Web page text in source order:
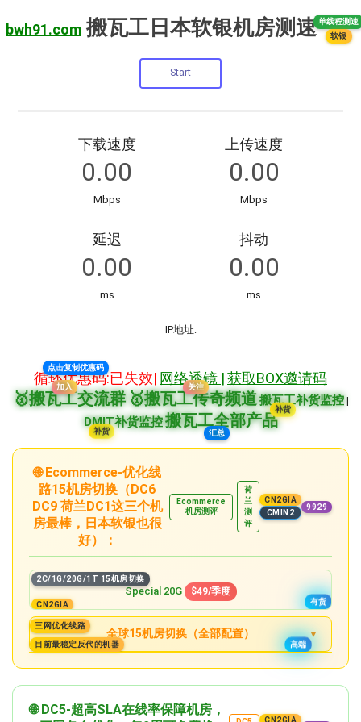
bwh91.com 搬瓦工日本软银机房测速单线程测速
软银
下载速度
Mbps
上传速度
Mbps
延迟
ms
抖动
ms
IP地址:
循环优惠码:已失效|
点击复制优惠码
网络透镜 |获取BOX邀请码
🥇搬瓦工交流群
加入
🥇搬瓦工传奇频道
关注
搬瓦工补货监控
补货
|
DMIT补货监控
补货
搬瓦工全部产品
汇总
🌐 Ecommerce-优化线
路15机房切换（DC6
DC9 荷兰DC1这三个机
房最棒，日本软银也很
好）：
Ecommerce
机房测评
荷
兰
测
评
CN2GIA
CMIN2
9929
Special 20G $49/季度
有货
2C/1G/20G/1T 15机房切换
CN2GIA
全球15机房切换（全部配置）
高端
三网优化线路
目前最稳定反代的机器
有货
Special 40G $89.99/季度
3C/2G/40G/2T
🌐 DC5-超高SLA在线率保障机房，
CN2GIA